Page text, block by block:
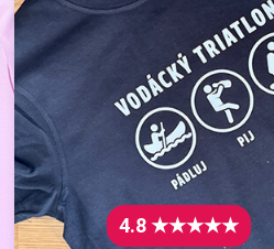
4.8 ★★★★★